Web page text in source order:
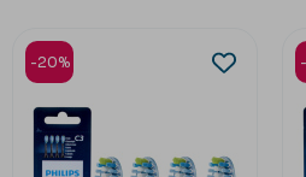
-20%